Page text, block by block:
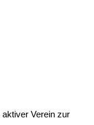
Verein zur